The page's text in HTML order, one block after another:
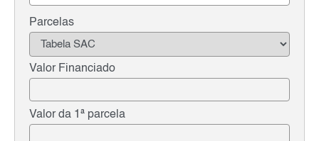
Parcelas
Valor Financiado
Valor da 1ª parcela